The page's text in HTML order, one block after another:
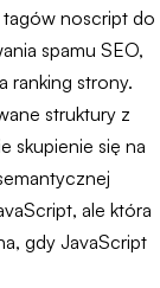
tagów noscript do
spamu SEO,
ranking strony.
struktury z
skupienie się na
ale która
gdy JavaScript